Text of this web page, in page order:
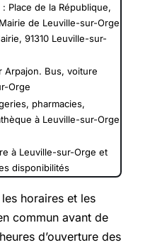
: Place de la République,
de Leuville-sur-Orge
91310 Leuville-sur-
Arpajon. Bus, voiture
Orge
pharmacies,
à Leuville-sur-Orge
à Leuville-sur-Orge et
disponibilités
horaires et les
commun avant de
d’ouverture des